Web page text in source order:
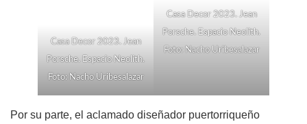
Casa Decor 2023. Jean
Porsche. Espacio Neolith.
Foto: Nacho Uribesalazar
Casa Decor 2023. Jean
Porsche. Espacio Neolith.
Foto: Nacho Uribesalazar
Por su parte, el aclamado diseñador puertorriqueño